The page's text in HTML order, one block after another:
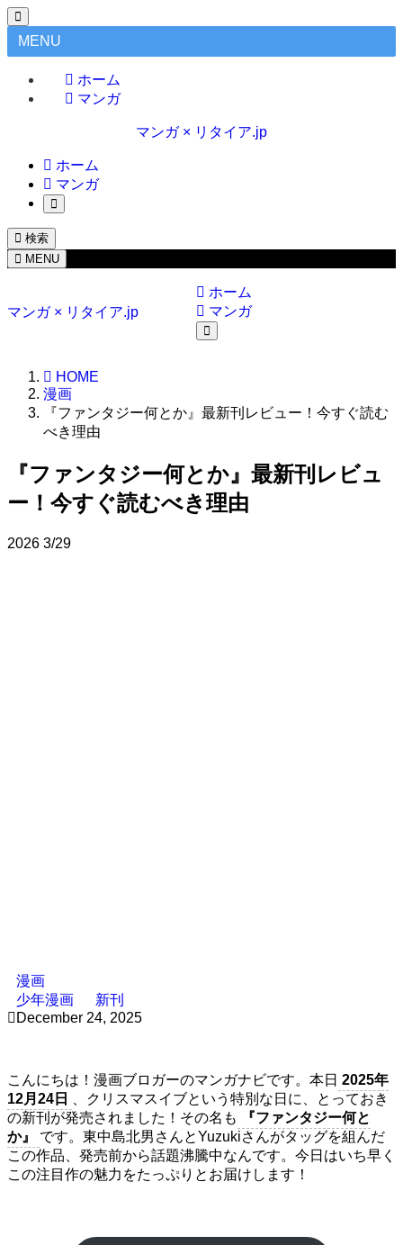
MENU
ホーム
マンガ
マンガ × リタイア.jp
ホーム
マンガ
検索
MENU
マンガ × リタイア.jp
ホーム
マンガ
HOME
漫画
『ファンタジー何とか』最新刊レビュー！今すぐ読む
べき理由
『ファンタジー何とか』最新刊レビュ
ー！今すぐ読むべき理由
2026 3/29
漫画
少年漫画
新刊
December 24, 2025
こんにちは！漫画ブロガーのマンガナビです。本日 2025年
12月24日
、クリスマスイブという特別な日に、とっておき
の新刊が発売されました！その名も
『ファンタジー何と
か』
です。東中島北男さんとYuzukiさんがタッグを組んだ
この作品、発売前から話題沸騰中なんです。今日はいち早く
この注目作の魅力をたっぷりとお届けします！